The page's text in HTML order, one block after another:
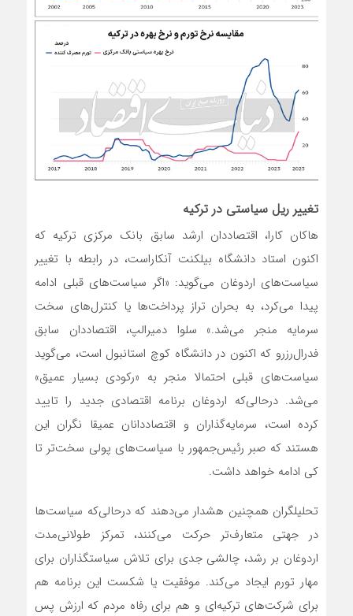
تغییر ریل سیاستی در ترکیه
هاکان کارا، اقتصاددان ارشد سابق بانک مرکزی ترکیه که
اکنون استاد دانشگاه بیلکنت آنکاراست، در رابطه با تغییر
سیاست‌های اردوغان می‌گوید: «اگر سیاست‌های قبلی ادامه
پیدا می‌کرد، به بحران تراز پرداخت‌ها یا کنترل‌های سخت
سرمایه منجر می‌شد.» سلوا دمیرالپ، اقتصاددان سابق
فدرال‌رزرو که اکنون در دانشگاه کوچ استانبول است، می‌گوید
سیاست‌های قبلی احتمالا منجر به «رکودی بسیار عمیق»
می‌شد. درحالی‌که اردوغان برنامه اقتصادی جدید را تایید
کرده است، سرمایه‌گذاران و اقتصاددانان عمیقا نگران این
هستند که صبر رئیس‌جمهور با سیاست‌های پولی سخت‌تر تا
کی ادامه خواهد داشت.
تحلیلگران همچنین هشدار می‌دهند که درحالی‌که سیاست‌ها
در جهتی متعارف‌تر حرکت می‌کنند، تمرکز طولانی‌مدت
اردوغان بر رشد، چالشی جدی برای تلاش سیاستگذاران برای
مهار تورم ایجاد می‌کند. موفقیت یا شکست این برنامه هم
برای شرکت‌های ترکیه‌ای و هم برای رفاه مردم که ارزش پس